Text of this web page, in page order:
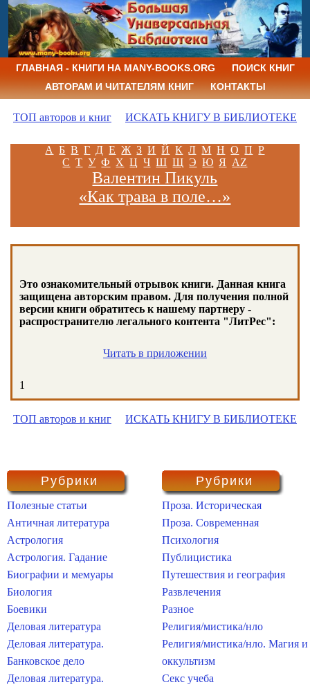
ГЛАВНАЯ - КНИГИ НА MANY-BOOKS.ORG
ПОИСК КНИГ
АВТОРАМ И ЧИТАТЕЛЯМ КНИГ
КОНТАКТЫ
ТОП авторов и книг ИСКАТЬ КНИГУ В БИБЛИОТЕКЕ
А Б В Г Д Е Ж З И Й К Л М Н О П Р
С Т У Ф Х Ц Ч Ш Щ Э Ю Я AZ
Валентин Пикуль
«Как трава в поле…»
Это ознакомительный отрывок книги. Данная книга
защищена авторским правом. Для получения полной
версии книги обратитесь к нашему партнеру -
распространителю легального контента "ЛитРес":
Читать в приложении
1
ТОП авторов и книг ИСКАТЬ КНИГУ В БИБЛИОТЕКЕ
Рубрики
Полезные статьи
Античная литература
Астрология
Астрология. Гадание
Биографии и мемуары
Биология
Боевики
Деловая литература
Деловая литература.
Банковское дело
Деловая литература.
Рубрики
Проза. Историческая
Проза. Современная
Психология
Публицистика
Путешествия и география
Развлечения
Разное
Религия/мистика/нло
Религия/мистика/нло. Магия и
оккультизм
Секс учеба